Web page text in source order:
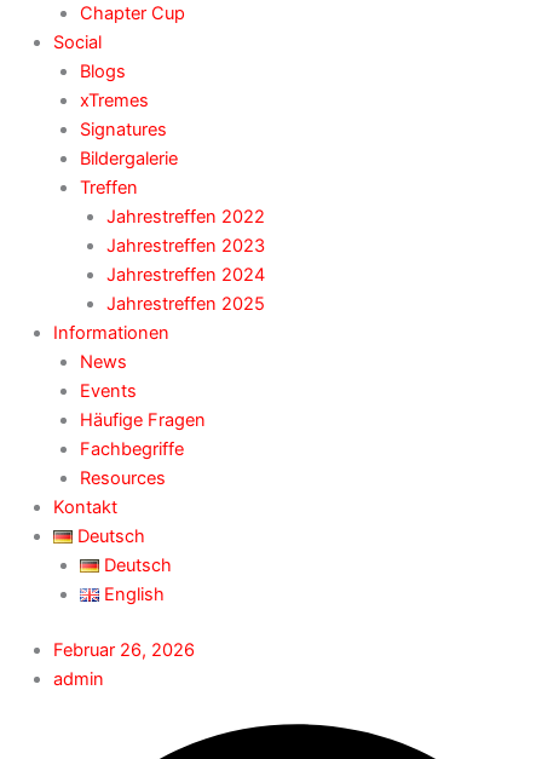
Chapter Cup
Social
Blogs
xTremes
Signatures
Bildergalerie
Treffen
Jahrestreffen 2022
Jahrestreffen 2023
Jahrestreffen 2024
Jahrestreffen 2025
Informationen
News
Events
Häufige Fragen
Fachbegriffe
Resources
Kontakt
Deutsch
Deutsch
English
Februar 26, 2026
admin